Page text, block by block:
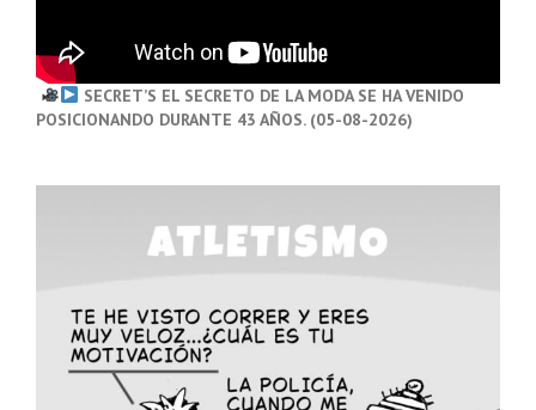
SECRET’S EL SECRETO DE LA MODA SE HA VENIDO
POSICIONANDO DURANTE 43 AÑOS. (05-08-2026)